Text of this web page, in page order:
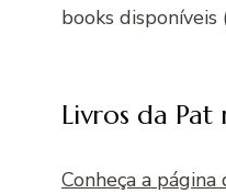
books
Livros da Pat
Conheça a